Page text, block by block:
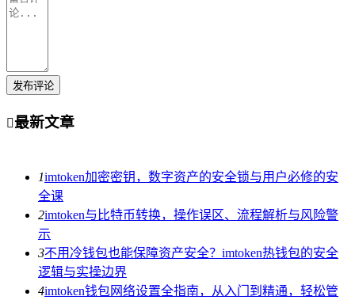
发布评论
最新文章
1imtoken加密密钥，数字资产的安全锁与用户必修的安
全课
2imtoken与比特币转换，操作误区、流程解析与风险警
示
3不用冷钱包也能保障资产安全？imtoken热钱包的安全
逻辑与实操边界
4imtoken钱包网络设置全指南，从入门到精通，轻松管